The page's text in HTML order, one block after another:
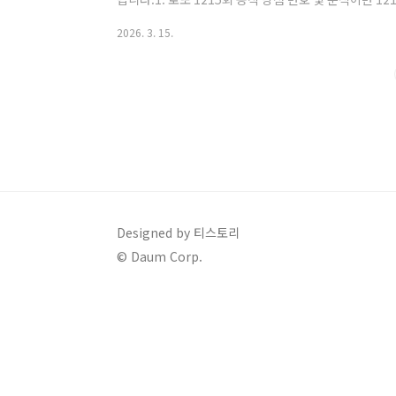
서 세 개의 번호가 집중적으로 나오며 강세를 보였고,
2026. 3. 15.
Designed by 티스토리
© Daum Corp.